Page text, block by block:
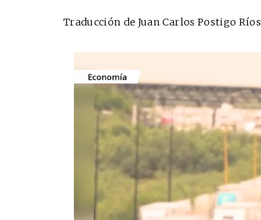
Traducción de Juan Carlos Postigo Ríos